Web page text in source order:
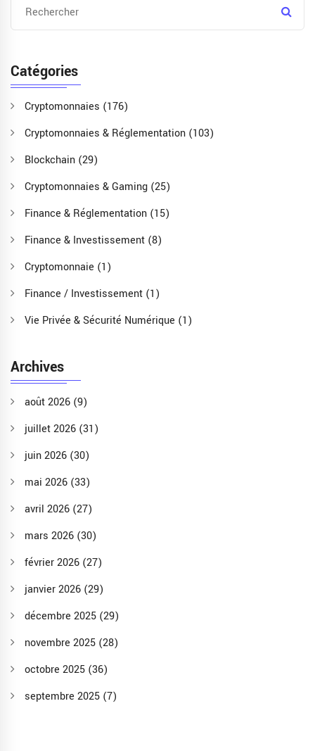
Catégories
Cryptomonnaies (176)
Cryptomonnaies & Réglementation (103)
Blockchain (29)
Cryptomonnaies & Gaming (25)
Finance & Réglementation (15)
Finance & Investissement (8)
Cryptomonnaie (1)
Finance / Investissement (1)
Vie Privée & Sécurité Numérique (1)
Archives
août 2026 (9)
juillet 2026 (31)
juin 2026 (30)
mai 2026 (33)
avril 2026 (27)
mars 2026 (30)
février 2026 (27)
janvier 2026 (29)
décembre 2025 (29)
novembre 2025 (28)
octobre 2025 (36)
septembre 2025 (7)